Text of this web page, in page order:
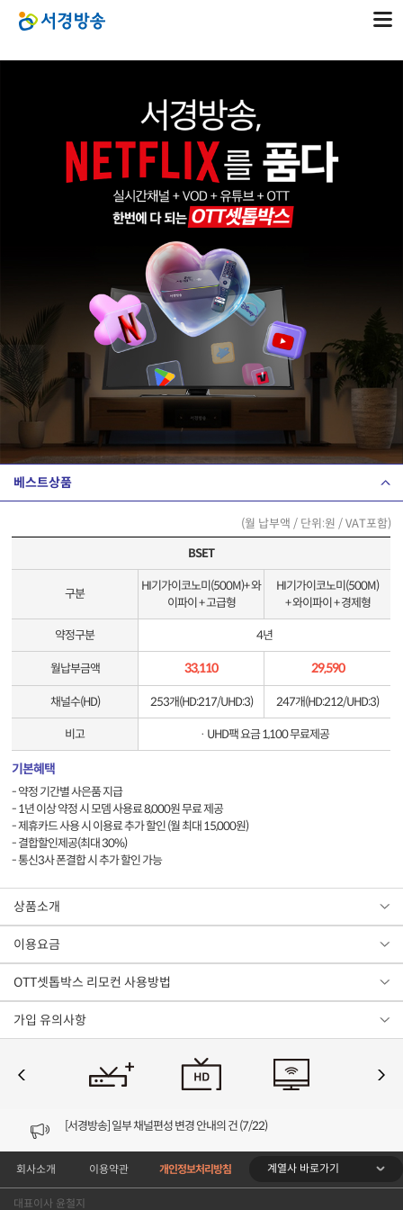
베스트상품
(월 납부액 / 단위:원 / VAT포함)
BSET
구분
HI기가이코노미(500M)+ 와
이파이 + 고급형
HI기가이코노미(500M)
+ 와이파이 + 경제형
약정구분 4년
월납부금액 33,110 29,590
채널수(HD) 253개(HD:217/UHD:3) 247개(HD:212/UHD:3)
비고 · UHD팩 요금 1,100 무료제공
기본혜택
- 약정 기간별 사은품 지급
- 1년 이상 약정 시 모뎀 사용료 8,000원 무료 제공
- 제휴카드 사용 시 이용료 추가 할인 (월 최대 15,000원)
- 결합할인제공(최대 30%)
- 통신3사 폰결합 시 추가 할인 가능
상품소개
이용요금
OTT셋톱박스 리모컨 사용방법
가입 유의사항
[VOD공지] 청춘초이스 이용금액 변경 안내
[공지] 개인정보처리방침 (Ver2.15) 개정의 건 (7/1)
회사소개 이용약관 개인정보처리방침 계열사 바로가기
대표이사 윤철지